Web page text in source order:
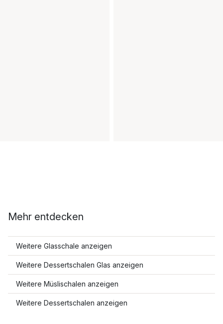
Mehr entdecken
Weitere Glasschale anzeigen
Weitere Dessertschalen Glas anzeigen
Weitere Müslischalen anzeigen
Weitere Dessertschalen anzeigen